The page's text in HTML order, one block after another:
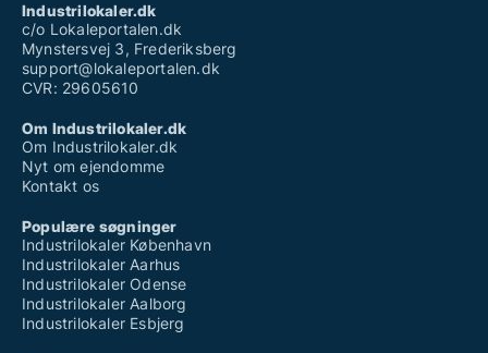
Industrilokaler.dk
c/o Lokaleportalen.dk
Mynstersvej 3, Frederiksberg
support@lokaleportalen.dk
CVR: 29605610
Om Industrilokaler.dk
Om Industrilokaler.dk
Nyt om ejendomme
Kontakt os
Populære søgninger
Industrilokaler København
Industrilokaler Aarhus
Industrilokaler Odense
Industrilokaler Aalborg
Industrilokaler Esbjerg